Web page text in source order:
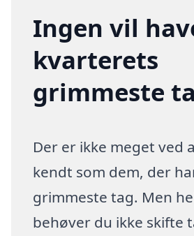
Ingen vil
kvarterets
grimmeste
Der er ikke meget ved
kendt som dem, der
grimmeste tag. Men
behøver du ikke skifte